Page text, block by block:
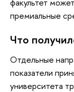
премиальные
Что
Отдельные
показатели
университета